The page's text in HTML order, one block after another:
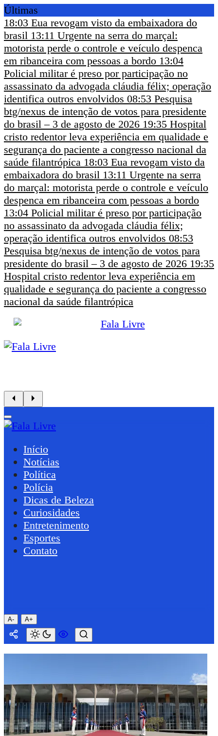
Últimas
18:03 Eua revogam visto da embaixadora do
brasil 13:11 Urgente na serra do marçal:
motorista perde o controle e veículo despenca
em ribanceira com pessoas a bordo 13:04
Policial militar é preso por participação no
assassinato da advogada cláudia félix; operação
identifica outros envolvidos 08:53 Pesquisa
btg/nexus de intenção de votos para presidente
do brasil – 3 de agosto de 2026 19:35 Hospital
cristo redentor leva experiência em qualidade e
segurança do paciente a congresso nacional da
saúde filantrópica 18:03 Eua revogam visto da
embaixadora do brasil 13:11 Urgente na serra
do marçal: motorista perde o controle e veículo
despenca em ribanceira com pessoas a bordo
13:04 Policial militar é preso por participação
no assassinato da advogada cláudia félix;
operação identifica outros envolvidos 08:53
Pesquisa btg/nexus de intenção de votos para
presidente do brasil – 3 de agosto de 2026 19:35
Hospital cristo redentor leva experiência em
qualidade e segurança do paciente a congresso
nacional da saúde filantrópica
Início
Notícias
Política
Polícia
Dicas de Beleza
Curiosidades
Entretenimento
Esportes
Contato
A- A+